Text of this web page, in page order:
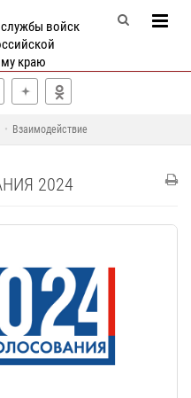
войск
краю
Взаимодействие
2024